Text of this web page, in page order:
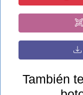
También